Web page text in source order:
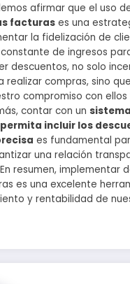
afirmar que el uso
facturas es una
la fidelización de
de ingresos
descuentos, no solo
realizar compras, sino
compromiso con ellos
contar con un
incluir los
es fundamental
una relación
resumen, implementar
es una excelente
y rentabilidad de